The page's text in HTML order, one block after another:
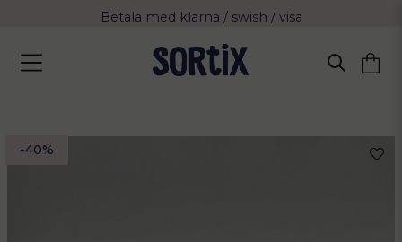
Fri frakt över 799 kr eller vid avhämtning
Leverans 2-4 arbetsdagar med Postnord
-40%